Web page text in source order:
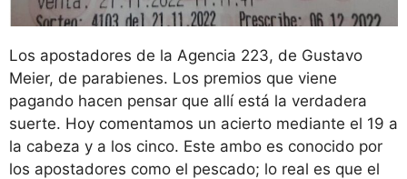
Los apostadores de la Agencia 223, de Gustavo
Meier, de parabienes. Los premios que viene
pagando hacen pensar que allí está la verdadera
suerte. Hoy comentamos un acierto mediante el 19 a
la cabeza y a los cinco. Este ambo es conocido por
los apostadores como el pescado; lo real es que el